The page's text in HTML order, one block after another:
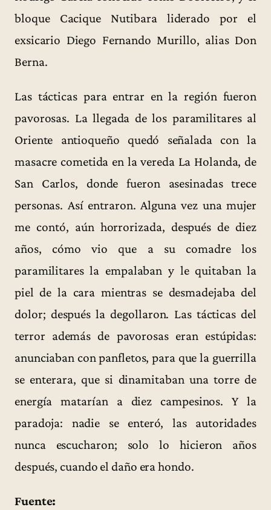
bloque Cacique Nutibara liderado por el
exsicario Diego Fernando Murillo, alias Don
Berna.
Las tácticas para entrar en la región fueron
pavorosas. La llegada de los paramilitares al
Oriente antioqueño quedó señalada con la
masacre cometida en la vereda La Holanda, de
San Carlos, donde fueron asesinadas trece
personas. Así entraron. Alguna vez una mujer
me contó, aún horrorizada, después de diez
años, cómo vio que a su comadre los
paramilitares la empalaban y le quitaban la
piel de la cara mientras se desmadejaba del
dolor; después la degollaron. Las tácticas del
terror además de pavorosas eran estúpidas:
anunciaban con panfletos, para que la guerrilla
se enterara, que si dinamitaban una torre de
energía matarían a diez campesinos. Y la
paradoja: nadie se enteró, las autoridades
nunca escucharon; solo lo hicieron años
después, cuando el daño era hondo.
Fuente: